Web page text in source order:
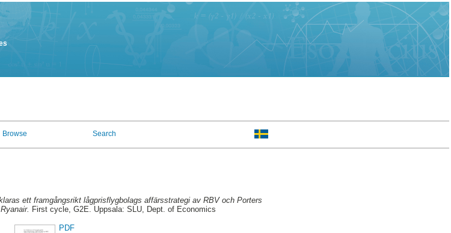
Browse Search
ett framgångsrikt lågprisflygbolags affärsstrategi av RBV och Porters
First cycle, G2E. Uppsala: SLU, Dept. of Economics
PDF